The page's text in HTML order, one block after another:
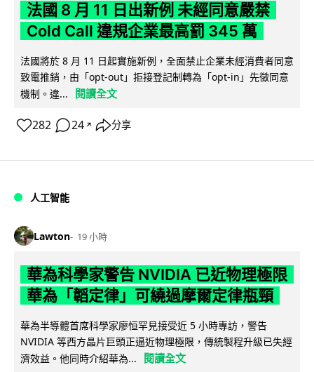
法國 8 月 11 日出新例 未經同意嚴禁
Cold Call 違規企業最高罰 345 萬
法國將於 8 月 11 日起實施新例，全面禁止企業未經消費者同意
致電推銷，由「opt-out」拒接登記制轉為「opt-in」先徵同意
機制。違...
閱讀全文
282 24 ↗ 分享
人工智能
Lawton 19 小時
華為科學家警告 NVIDIA 已近物理極限
華為「韜定律」可繞過摩爾定律瓶頸
華為半導體首席科學家廖恒罕見接受近 5 小時專訪，警告
NVIDIA 等西方晶片巨頭正逼近物理極限，傳統製程升級已失經
濟效益。他同時介紹華為...
閱讀全文